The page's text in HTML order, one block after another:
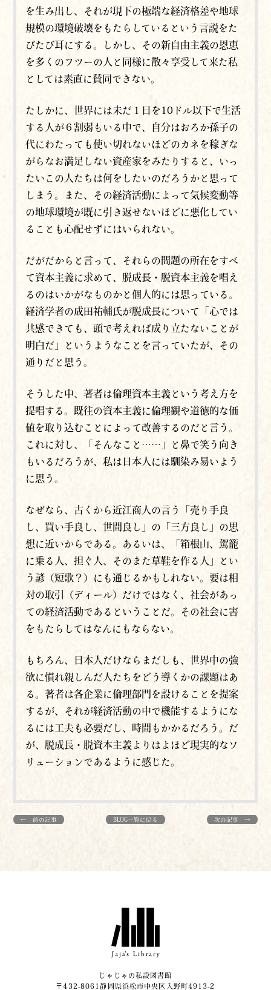
を生み出し、それが現下の極端な経済格差や地球
規模の環境破壊をもたらしているという言説をた
びたび耳にする。しかし、その新自由主義の恩恵
を多くのフツーの人と同様に散々享受して来た私
としては素直に賛同できない。
たしかに、世界には未だ１日を10ドル以下で生活
する人が６割弱もいる中で、自分はおろか孫子の
代にわたっても使い切れないほどのカネを稼ぎな
がらなお満足しない資産家をみたりすると、いっ
たいこの人たちは何をしたいのだろうかと思って
しまう。また、その経済活動によって気候変動等
の地球環境が既に引き返せないほどに悪化してい
ることも心配せずにはいられない。
だがだからと言って、それらの問題の所在をすべ
て資本主義に求めて、脱成長・脱資本主義を唱え
るのはいかがなものかと個人的には思っている。
経済学者の成田祐輔氏が脱成長について「心では
共感できても、頭で考えれば成り立たないことが
明白だ」というようなことを言っていたが、その
通りだと思う。
そうした中、著者は倫理資本主義という考え方を
提唱する。既往の資本主義に倫理観や道徳的な価
値を取り込むことによって改善するのだと言う。
これに対し、「そんなこと……」と鼻で笑う向き
もいるだろうが、私は日本人には馴染み易いよう
に思う。
なぜなら、古くから近江商人の言う「売り手良
し、買い手良し、世間良し」の「三方良し」の思
想に近いからである。あるいは、「箱根山、駕籠
に乗る人、担ぐ人、そのまた草鞋を作る人」とい
う諺（短歌？）にも通じるかもしれない。要は相
対の取引（ディール）だけではなく、社会があっ
ての経済活動であるということだ。その社会に害
をもたらしてはなんにもならない。
もちろん、日本人だけならまだしも、世界中の強
欲に慣れ親しんだ人たちをどう導くかの課題はあ
る。著者は各企業に倫理部門を設けることを提案
するが、それが経済活動の中で機能するようにな
るには工夫も必要だし、時間もかかるだろう。だ
が、脱成長・脱資本主義よりはよほど現実的なソ
リューションであるように感じた。
← 前の記事 BLOG一覧に戻る 次の記事 →
じゃじゃの私設図書館
〒432-8061静岡県浜松市中央区入野町4913-2